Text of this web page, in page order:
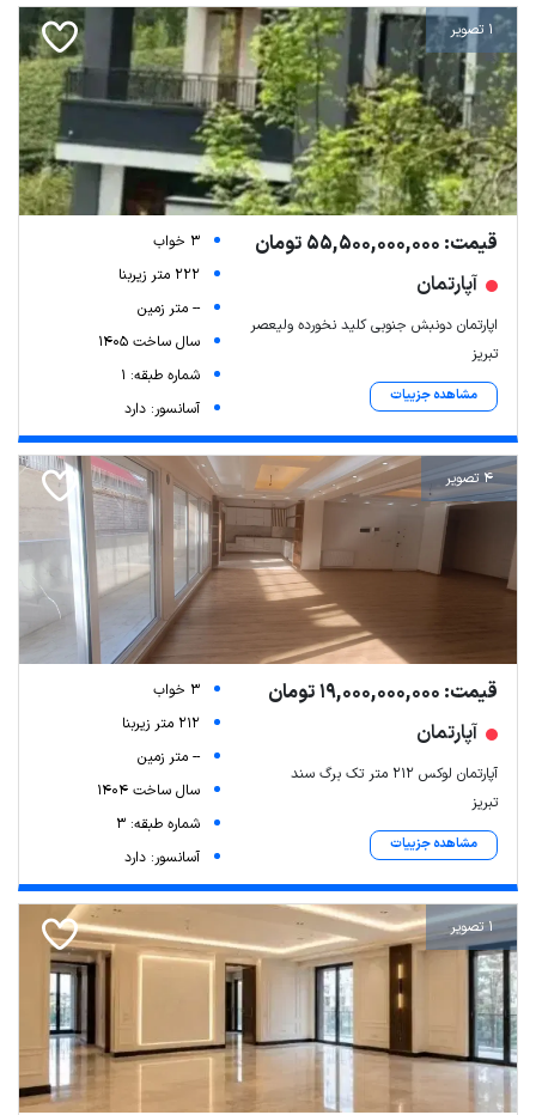
Leaflet| Map data ©ariamarz.com
1 تصویر
قیمت: 55,500,000,000 تومان
آپارتمان
اپارتمان دونبش جنوبی کلید نخورده ولیعصر
تبریز
مشاهده جزییات
3 خواب
222 متر زیربنا
-- متر زمین
سال ساخت 1405
شماره طبقه: 1
آسانسور: دارد
4 تصویر
قیمت: 19,000,000,000 تومان
آپارتمان
آپارتمان لوکس ۲۱۲ متر تک برگ سند
تبریز
مشاهده جزییات
3 خواب
212 متر زیربنا
-- متر زمین
سال ساخت 1404
شماره طبقه: 3
آسانسور: دارد
1 تصویر